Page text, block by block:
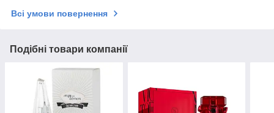
Всі умови повернення
Подібні товари компанії